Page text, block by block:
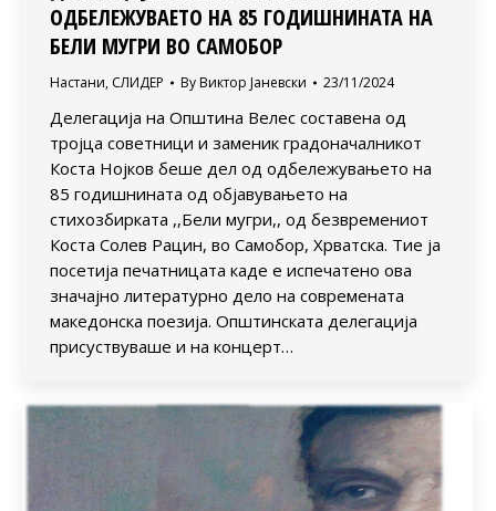
ОДБЕЛЕЖУВАЕТО НА 85 ГОДИШНИНАТА НА
БЕЛИ МУГРИ ВО САМОБОР
Настани, СЛИДЕР By Виктор Јаневски 23/11/2024
Делегација на Општина Велес составена од
тројца советници и заменик градоначалникот
Коста Нојков беше дел од одбележувањето на
85 годишнината од објавувањето на
стихозбирката ,,Бели мугри,, од безвремениот
Коста Солев Рацин, во Самобор, Хрватска. Тие ја
посетија печатницата каде е испечатено ова
значајно литературно дело на современата
македонска поезија. Општинската делегација
присуствуваше и на концерт…